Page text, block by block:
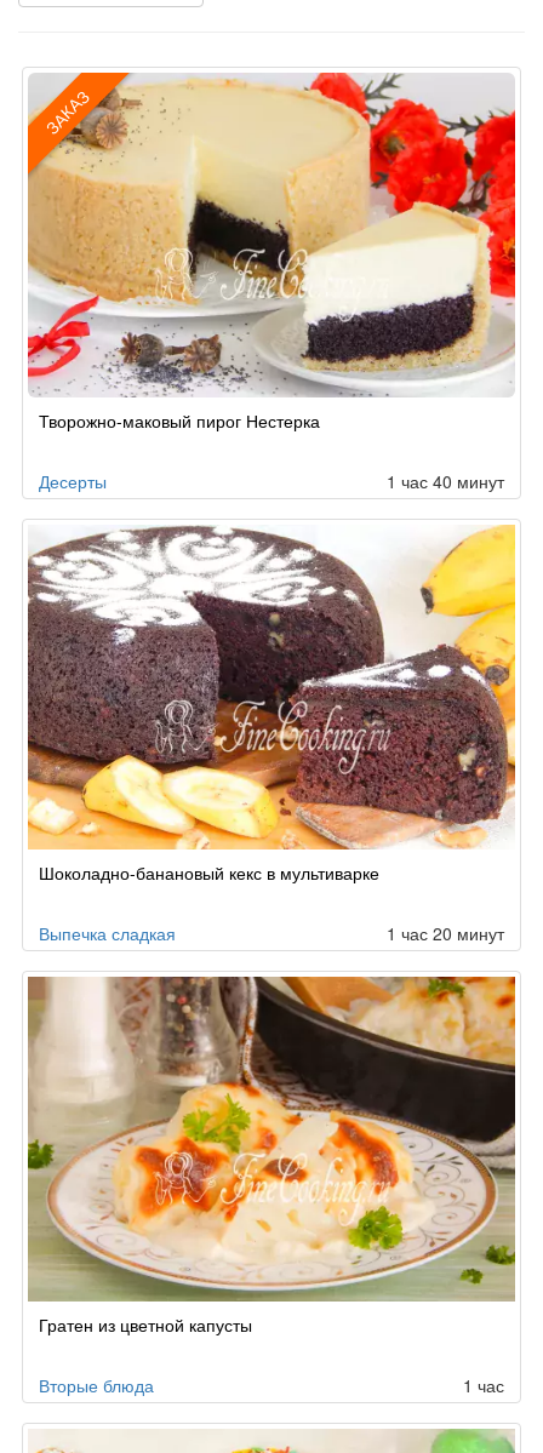
ЗАКАЗ
по
Творожно-маковый пирог Нестерка
Десерты 1 час 40 минут
Шоколадно-банановый кекс в мультиварке
Выпечка сладкая 1 час 20 минут
Гратен из цветной капусты
Вторые блюда 1 час